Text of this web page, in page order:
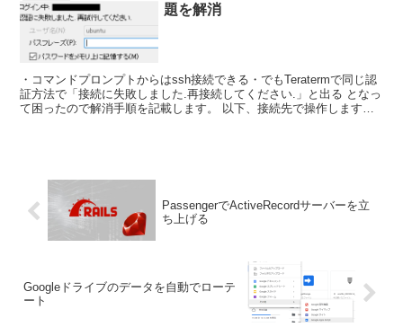
題を解消
・コマンドプロンプトからはssh接続できる・でもTeratermで同じ認
証方法で「接続に失敗しました.再接続してください.」と出る となっ
て困ったので解消手順を記載します。 以下、接続先で操作します。
PassengerでActiveRecordサーバーを立
ち上げる
Googleドライブのデータを自動でローテ
ート